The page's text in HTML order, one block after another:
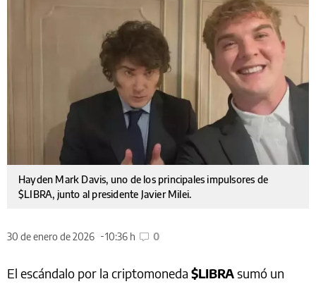
Hayden Mark Davis, uno de los principales impulsores de
$LIBRA, junto al presidente Javier Milei.
30 de enero de 2026 10:36 h 0
El escándalo por la criptomoneda $LIBRAsumó un